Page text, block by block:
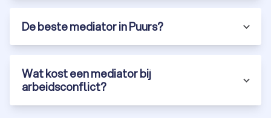
De beste mediator in Puurs?
Wat kost een mediator bij
arbeidsconflict?